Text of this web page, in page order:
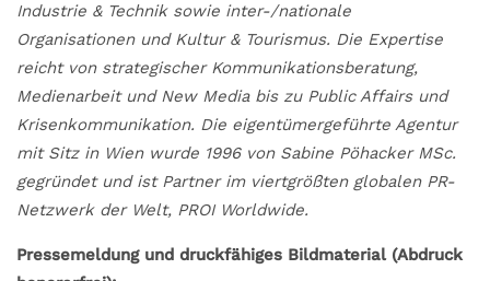
Industrie & Technik sowie inter-/nationale
Organisationen und Kultur & Tourismus. Die Expertise
reicht von strategischer Kommunikationsberatung,
Medienarbeit und New Media bis zu Public Affairs und
Krisenkommunikation. Die eigentümergeführte Agentur
mit Sitz in Wien wurde 1996 von Sabine Pöhacker MSc.
gegründet und ist Partner im viertgrößten globalen PR-
Netzwerk der Welt, PROI Worldwide.
Pressemeldung und druckfähiges Bildmaterial (Abdruck